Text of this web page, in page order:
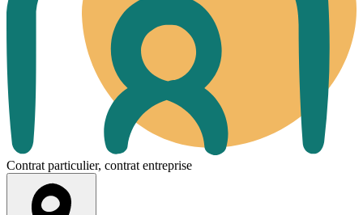
Contrat particulier, contrat entreprise